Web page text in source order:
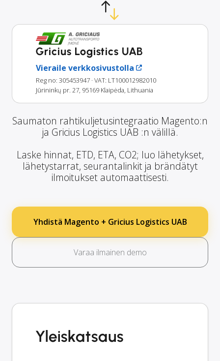
Gricius Logistics UAB
Vieraile verkkosivustolla
Reg no: 305453947 · VAT: LT100012982010
Jūrininkų pr. 27, 95169 Klaipėda, Lithuania
Saumaton rahtikuljetusintegraatio Magento:n
ja Gricius Logistics UAB :n välillä.
Laske hinnat, ETD, ETA, CO2; luo lähetykset,
lähetystarrat, seurantalinkit ja brändätyt
ilmoitukset automaattisesti.
Yhdistä Magento + Gricius Logistics UAB
Varaa ilmainen demo
Yleiskatsaus